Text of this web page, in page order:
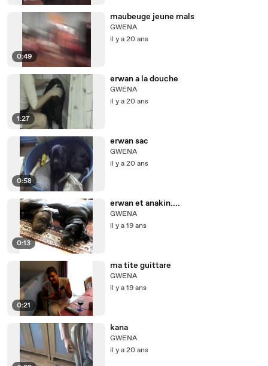
0:49
maubeuge jeune mals
GWENA
il y a 20 ans
1:27
erwan a la douche
GWENA
il y a 20 ans
0:58
erwan sac
GWENA
il y a 20 ans
0:13
erwan et anakin....
GWENA
il y a 19 ans
0:21
ma tite guittare
GWENA
il y a 19 ans
kana
GWENA
il y a 20 ans